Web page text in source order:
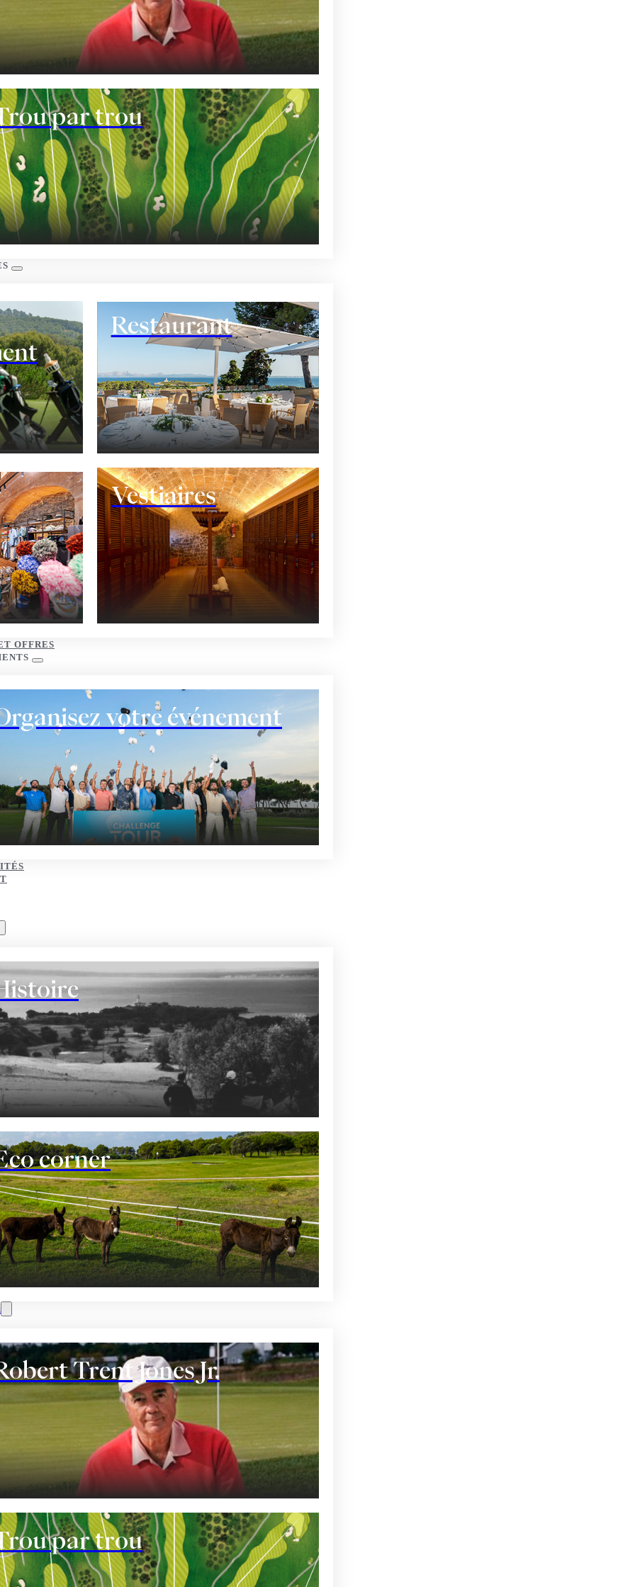
par trou
Restaurant
Vestiaires
OFFRES
votre événement
corner
Trent Jones Jr.
par trou
n’est effectué.
de suppression et d’opposition, de limitation du
faire l’objet de décisions individualisées, ainsi que de retirer le
indiquées dans la section Responsable. Vous pouvez
les informations supplémentaires et détaillées sur la protection